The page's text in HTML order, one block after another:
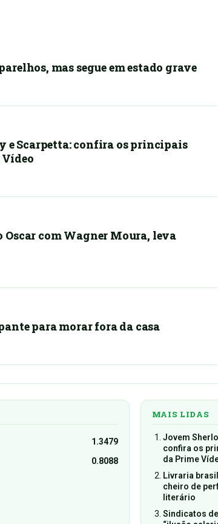
mas segue em estado grave
e Scarpetta: confira os principais
com Wagner Moura, leva
para morar fora da casa
1.3479
0.8088
MAIS LIDAS
Jovem
confira os
da Prime
Livraria
cheiro de
literário
Sindicatos